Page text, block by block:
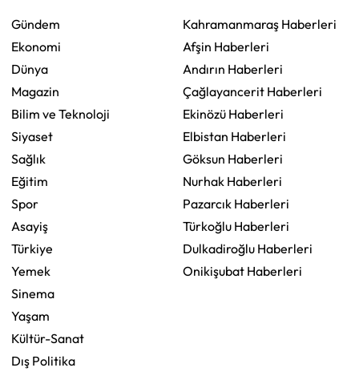
Gündem
Ekonomi
Dünya
Magazin
Bilim ve Teknoloji
Siyaset
Sağlık
Eğitim
Spor
Asayiş
Türkiye
Yemek
Sinema
Yaşam
Kültür-Sanat
Dış Politika
Kahramanmaraş Haberleri
Afşin Haberleri
Andırın Haberleri
Çağlayancerit Haberleri
Ekinözü Haberleri
Elbistan Haberleri
Göksun Haberleri
Nurhak Haberleri
Pazarcık Haberleri
Türkoğlu Haberleri
Dulkadiroğlu Haberleri
Onikişubat Haberleri